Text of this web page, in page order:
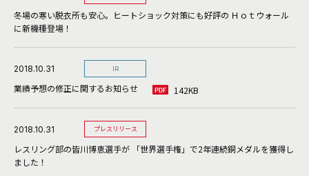
冬場の寒い脱衣所も安心。ヒートショック対策にも好評の Ｈｏｔウォール
に新機種登場！
2018.10.31 IR
業績予想の修正に関するお知らせ 142KB
2018.10.31 プレスリリース
レスリング部の皆川博恵選手が 「世界選手権」で2年連続銅メダルを獲得し
ました！